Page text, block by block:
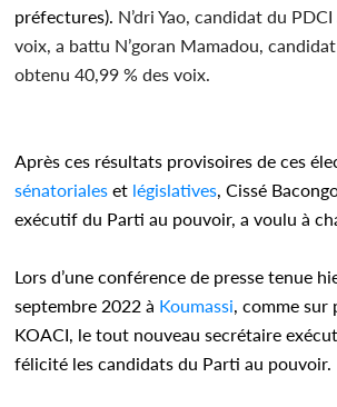
préfectures). N’dri Yao, candidat du
voix, a battu N’goran Mamadou,
obtenu 40,99 % des voix.
Après ces résultats provisoires de ces
sénatoriales et législatives , Cissé
exécutif du Parti au pouvoir, a voulu à
Lors d’une conférence de presse tenue
septembre 2022 à Koumassi , comme
KOACI, le tout nouveau secrétaire
félicité les candidats du Parti au pouvoir.